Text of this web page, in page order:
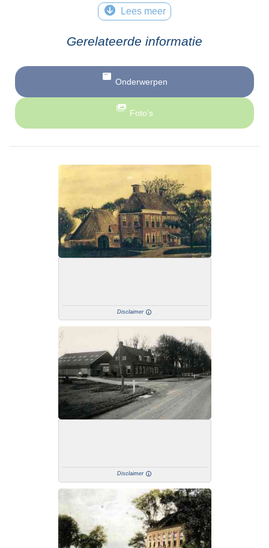
Lees meer
Gerelateerde informatie
Onderwerpen
Foto’s
Disclaimer
Disclaimer